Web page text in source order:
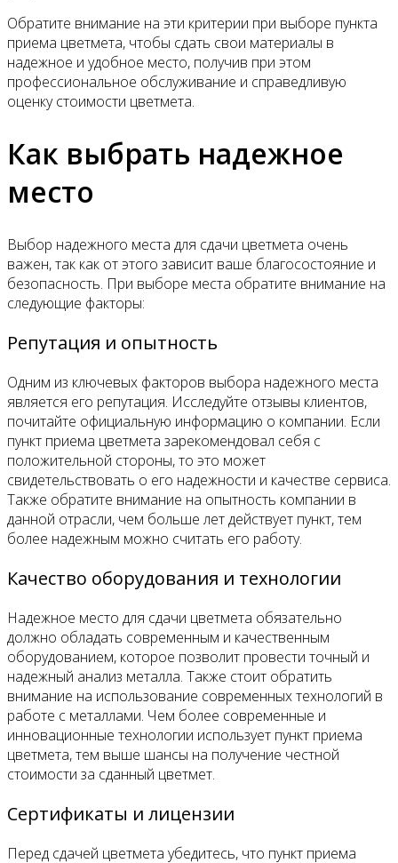
Обратите внимание на эти критерии при выборе пункта
приема цветмета, чтобы сдать свои материалы в
надежное и удобное место, получив при этом
профессиональное обслуживание и справедливую
оценку стоимости цветмета.
Как выбрать надежное
место
Выбор надежного места для сдачи цветмета очень
важен, так как от этого зависит ваше благосостояние и
безопасность. При выборе места обратите внимание на
следующие факторы:
Репутация и опытность
Одним из ключевых факторов выбора надежного места
является его репутация. Исследуйте отзывы клиентов,
почитайте официальную информацию о компании. Если
пункт приема цветмета зарекомендовал себя с
положительной стороны, то это может
свидетельствовать о его надежности и качестве сервиса.
Также обратите внимание на опытность компании в
данной отрасли, чем больше лет действует пункт, тем
более надежным можно считать его работу.
Качество оборудования и технологии
Надежное место для сдачи цветмета обязательно
должно обладать современным и качественным
оборудованием, которое позволит провести точный и
надежный анализ металла. Также стоит обратить
внимание на использование современных технологий в
работе с металлами. Чем более современные и
инновационные технологии использует пункт приема
цветмета, тем выше шансы на получение честной
стоимости за сданный цветмет.
Сертификаты и лицензии
Перед сдачей цветмета убедитесь, что пункт приема